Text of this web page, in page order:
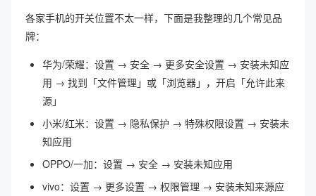
各家手机的开关位置不太一样，下面是我整理的几个常见品
牌：
华为/荣耀：设置 → 安全 → 更多安全设置 → 安装未知应
用 → 找到「文件管理」或「浏览器」，开启「允许此来
源」
小米/红米：设置 → 隐私保护 → 特殊权限设置 → 安装未
知应用
OPPO/一加：设置 → 安全 → 安装未知应用
vivo：设置 → 更多设置 → 权限管理 → 安装未知来源应